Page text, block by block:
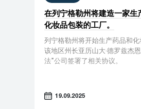
在列宁格勒州将建造一家生
化妆品包装的工厂。
列宁格勒州将开始生产药品和化
该地区州长亚历山大·德罗兹杰
法”公司签署了相关协议。
19.09.2025